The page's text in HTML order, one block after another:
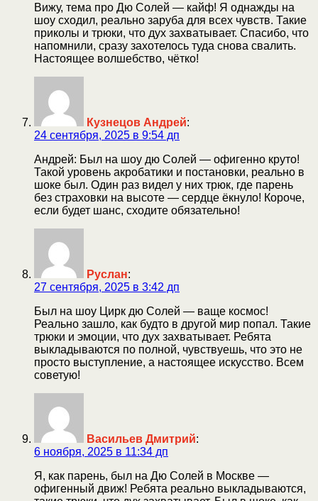
Вижу, тема про Дю Солей — кайф! Я однажды на
шоу сходил, реально заруба для всех чувств. Такие
приколы и трюки, что дух захватывает. Спасибо, что
напомнили, сразу захотелось туда снова свалить.
Настоящее волшебство, чётко!
Кузнецов Андрей:
24 сентября, 2025 в 9:54 дп
Андрей: Был на шоу дю Солей — офигенно круто!
Такой уровень акробатики и постановки, реально в
шоке был. Один раз видел у них трюк, где парень
без страховки на высоте — сердце ёкнуло! Короче,
если будет шанс, сходите обязательно!
Руслан:
27 сентября, 2025 в 3:42 дп
Был на шоу Цирк дю Солей — ваще космос!
Реально зашло, как будто в другой мир попал. Такие
трюки и эмоции, что дух захватывает. Ребята
выкладываются по полной, чувствуешь, что это не
просто выступление, а настоящее искусство. Всем
советую!
Васильев Дмитрий:
6 ноября, 2025 в 11:34 дп
Я, как парень, был на Дю Солей в Москве —
офигенный движ! Ребята реально выкладываются,